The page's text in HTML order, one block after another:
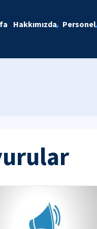
Hakkımızda Personel